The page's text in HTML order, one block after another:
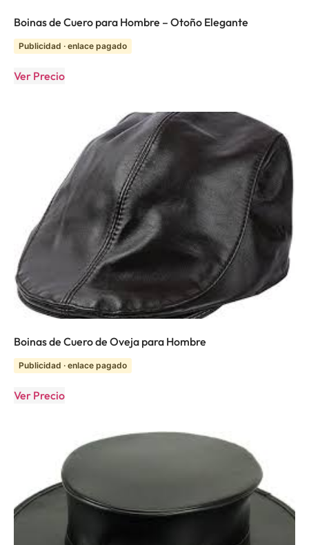
Boinas de Cuero para Hombre – Otoño Elegante
Publicidad · enlace pagado
Ver Precio
Boinas de Cuero de Oveja para Hombre
Publicidad · enlace pagado
Ver Precio